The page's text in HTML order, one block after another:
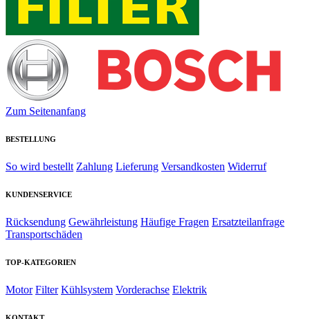
Zum Seitenanfang
BESTELLUNG
So wird bestellt Zahlung Lieferung Versandkosten Widerruf
KUNDENSERVICE
Rücksendung Gewährleistung Häufige Fragen Ersatzteilanfrage
Transportschäden
TOP-KATEGORIEN
Motor Filter Kühlsystem Vorderachse Elektrik